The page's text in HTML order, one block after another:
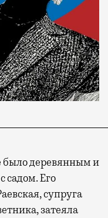
было деревянным и
садом. Его
супруга
затеяла